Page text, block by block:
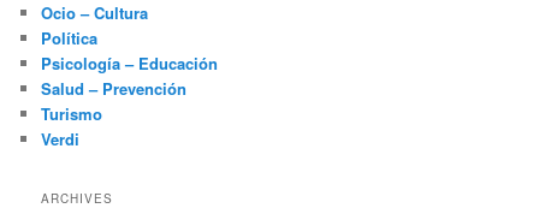
Ocio – Cultura
Política
Psicología – Educación
Salud – Prevención
Turismo
Verdi
ARCHIVES